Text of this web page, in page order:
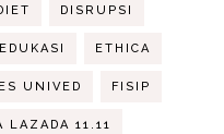
DISRUPSI
EDUKASI ETHICA
UNIVED FISIP
LAZADA 11.11